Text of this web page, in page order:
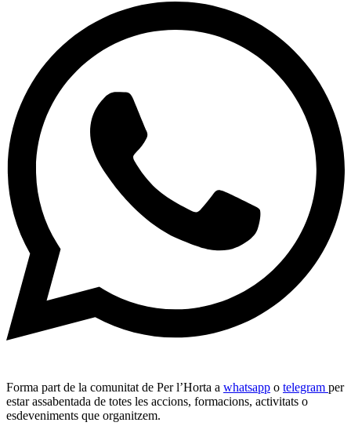
Forma part de la comunitat de Per l’Horta a whatsapp o telegram per
estar assabentada de totes les accions, formacions, activitats o
esdeveniments que organitzem.